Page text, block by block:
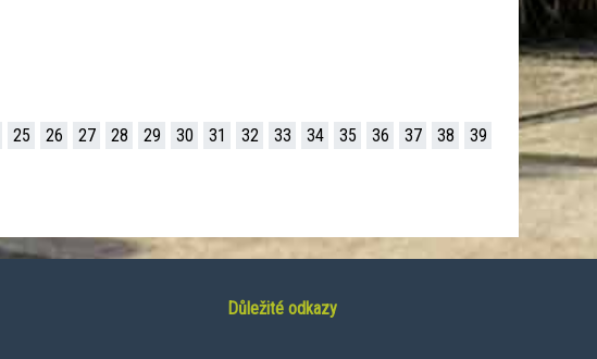
25 26 27 28 29 30 31 32 33 34 35 36 37 38
39
Důležité odkazy